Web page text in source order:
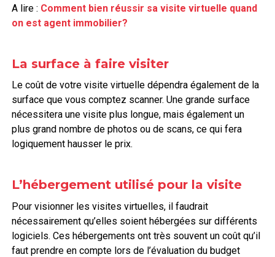
A lire : Comment bien réussir sa visite virtuelle quand
on est agent immobilier?
La surface à faire visiter
Le coût de votre visite virtuelle dépendra également de la
surface que vous comptez scanner. Une grande surface
nécessitera une visite plus longue, mais également un
plus grand nombre de photos ou de scans, ce qui fera
logiquement hausser le prix.
L’hébergement utilisé pour la visite
Pour visionner les visites virtuelles, il faudrait
nécessairement qu’elles soient hébergées sur différents
logiciels. Ces hébergements ont très souvent un coût qu’il
faut prendre en compte lors de l’évaluation du budget